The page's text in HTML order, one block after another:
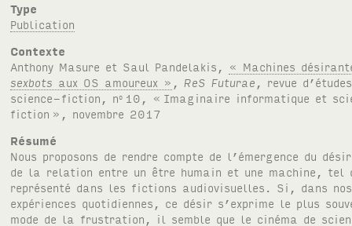
Type
Publication
Contexte
Anthony Masure et Saul Pandelakis, « Machines
sexbots aux OS amoureux » , ReS Futurae , revue
science-fiction, no 10, « Imaginaire informatique et
fiction », novembre 2017
Résumé
Nous proposons de rendre compte de l’émergence du
de la relation entre un être humain et une machine, tel
représenté dans les fictions audiovisuelles. Si, dans nos
expériences quotidiennes, ce désir s’exprime le plus
mode de la frustration, il semble que le cinéma de